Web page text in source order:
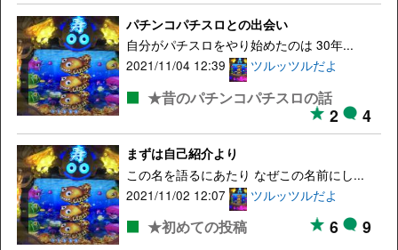
パチンコパチスロとの出会い
自分がパチスロをやり始めたのは 30年...
2021/11/04 12:39
ツルッツルだよ
★昔のパチンコパチスロの話
2 4
まずは自己紹介より
この名を語るにあたり なぜこの名前にし...
2021/11/02 12:07
ツルッツルだよ
★初めての投稿 6 9